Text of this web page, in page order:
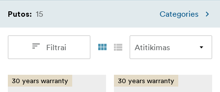
Putos: 15 Categories
Filtrai
30 years warranty 30 years warranty